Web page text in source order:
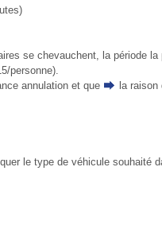
se chevauchent, la période
personne).
annulation et que
la raison
le type de véhicule souhaité